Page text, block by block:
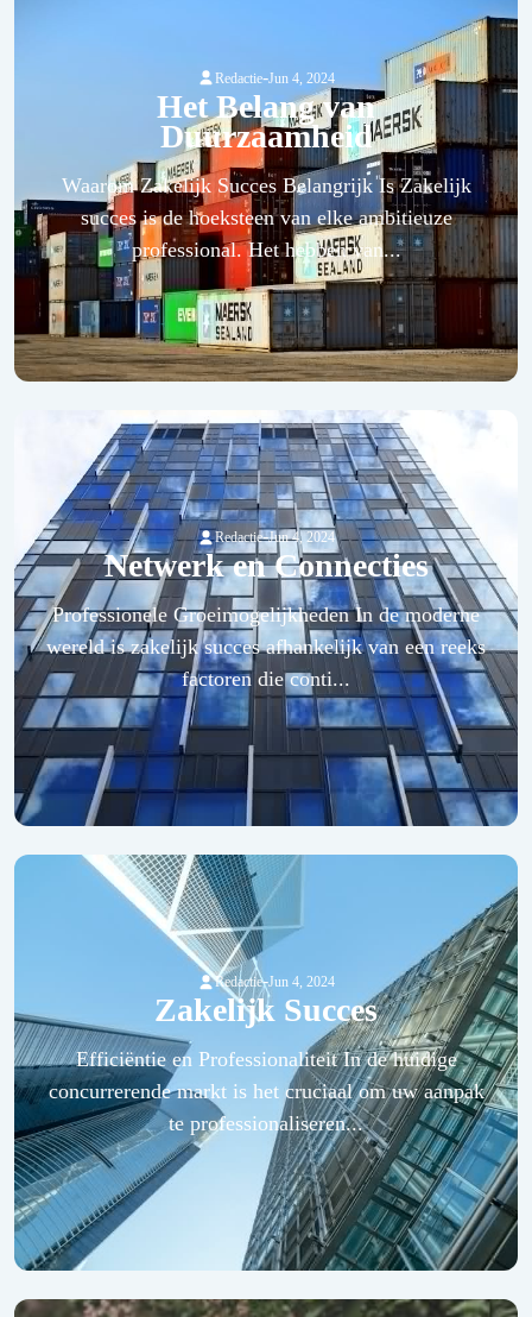
Redactie-Jun 4, 2024
Het Belang van
Duurzaamheid
Waarom Zakelijk Succes Belangrijk Is Zakelijk
succes is de hoeksteen van elke ambitieuze
professional. Het hebben van...
Redactie-Jun 4, 2024
Netwerk en Connecties
Professionele Groeimogelijkheden In de moderne
wereld is zakelijk succes afhankelijk van een reeks
factoren die conti...
Redactie-Jun 4, 2024
Zakelijk Succes
Efficiëntie en Professionaliteit In de huidige
concurrerende markt is het cruciaal om uw aanpak
te professionaliseren...